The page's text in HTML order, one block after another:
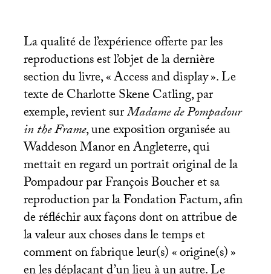
La qualité de l’expérience offerte par les
reproductions est l’objet de la dernière
section du livre, «Access and display». Le
texte de Charlotte Skene Catling, par
exemple, revient surMadame de Pompadour
in the Frame, une exposition organisée au
Waddeson Manor en Angleterre, qui
mettait en regard un portrait original de la
Pompadour par François Boucher et sa
reproduction par la Fondation Factum, afin
de réfléchir aux façons dont on attribue de
la valeur aux choses dans le temps et
comment on fabrique leur(s) «origine(s)»